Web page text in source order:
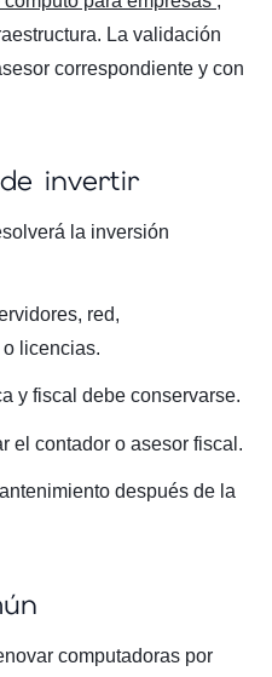
La validación
correspondiente y con
invertir
la inversión
red,
licencias.
y fiscal debe conservarse.
el contador o asesor fiscal.
después de la
computadoras por